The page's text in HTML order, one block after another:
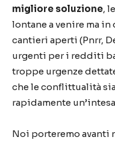
migliore soluzione,
lontane a venire ma
cantieri aperti (Pnrr,
urgenti per i redditi
troppe urgenze
che le conflittualità
rapidamente
Noi porteremo avanti